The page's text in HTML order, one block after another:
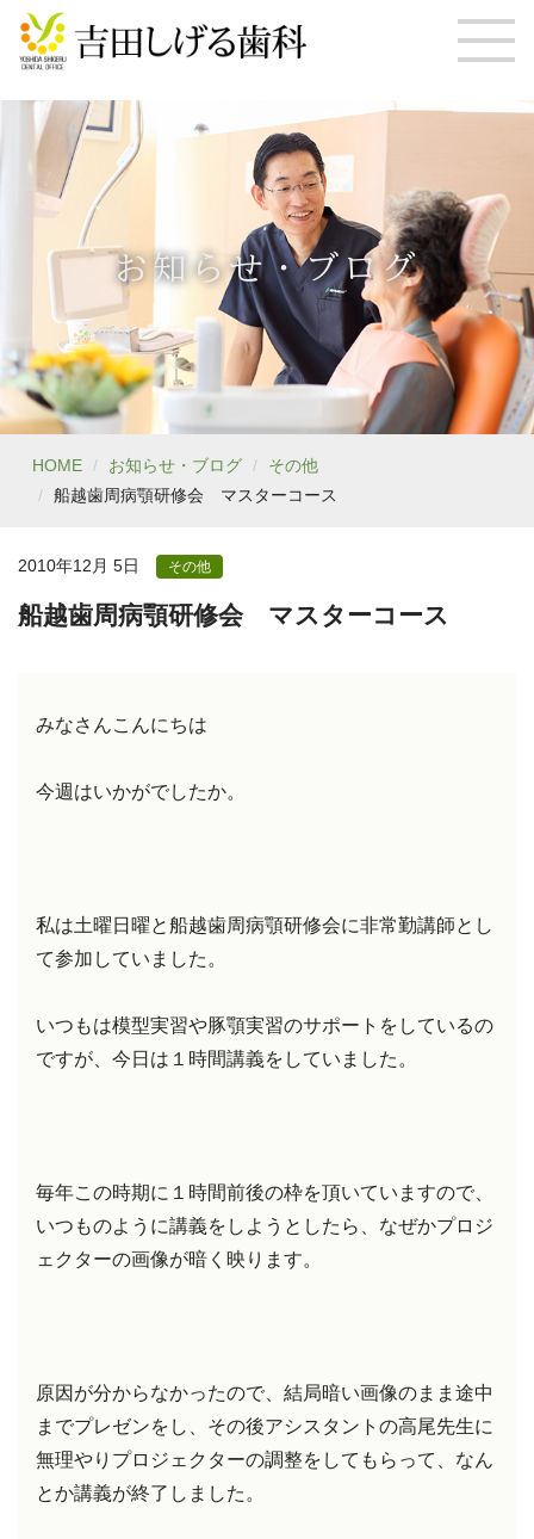
お知らせ・ブログ
HOME お知らせ・ブログ
その他
船越歯周病顎研修会 マスターコース
2010年12月 5日 その他
船越歯周病顎研修会 マスターコース
みなさんこんにちは
今週はいかがでしたか。
私は土曜日曜と船越歯周病顎研修会に非常勤講師とし
て参加していました。
いつもは模型実習や豚顎実習のサポートをしているの
ですが、今日は１時間講義をしていました。
毎年この時期に１時間前後の枠を頂いていますので、
いつものように講義をしようとしたら、なぜかプロジ
ェクターの画像が暗く映ります。
原因が分からなかったので、結局暗い画像のまま途中
までプレゼンをし、その後アシスタントの高尾先生に
無理やりプロジェクターの調整をしてもらって、なん
とか講義が終了しました。